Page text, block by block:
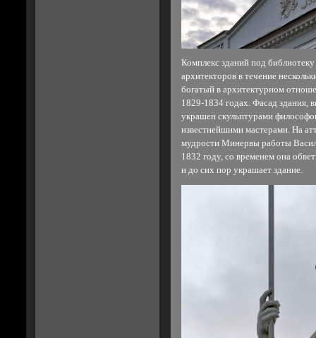
Комплекс зданий под
архитекторов в течение
богатый в архитектурном
1829-1834 годах. Фасад здания,
украшен скульптурами
известнейшими мастерами. На
мудрости Минервы работы
1832 году, со временем она
и до сих пор украшает здание.